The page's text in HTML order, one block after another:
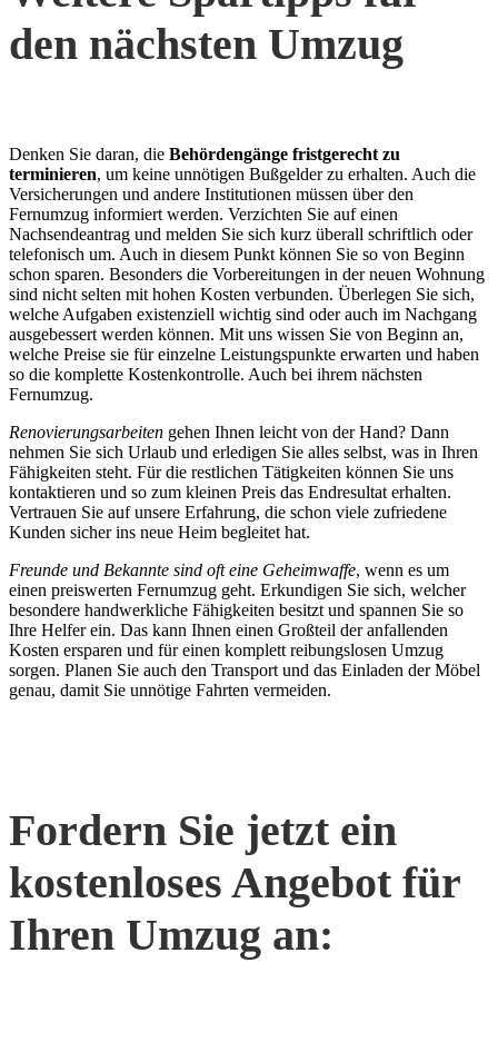
den nächsten Umzug
Denken Sie daran, die Behördengänge fristgerecht zu
terminieren, um keine unnötigen Bußgelder zu erhalten. Auch die
Versicherungen und andere Institutionen müssen über den
Fernumzug informiert werden. Verzichten Sie auf einen
Nachsendeantrag und melden Sie sich kurz überall schriftlich oder
telefonisch um. Auch in diesem Punkt können Sie so von Beginn
schon sparen. Besonders die Vorbereitungen in der neuen Wohnung
sind nicht selten mit hohen Kosten verbunden. Überlegen Sie sich,
welche Aufgaben existenziell wichtig sind oder auch im Nachgang
ausgebessert werden können. Mit uns wissen Sie von Beginn an,
welche Preise sie für einzelne Leistungspunkte erwarten und haben
so die komplette Kostenkontrolle. Auch bei ihrem nächsten
Fernumzug.
Renovierungsarbeiten gehen Ihnen leicht von der Hand? Dann
nehmen Sie sich Urlaub und erledigen Sie alles selbst, was in Ihren
Fähigkeiten steht. Für die restlichen Tätigkeiten können Sie uns
kontaktieren und so zum kleinen Preis das Endresultat erhalten.
Vertrauen Sie auf unsere Erfahrung, die schon viele zufriedene
Kunden sicher ins neue Heim begleitet hat.
Freunde und Bekannte sind oft eine Geheimwaffe, wenn es um
einen preiswerten Fernumzug geht. Erkundigen Sie sich, welcher
besondere handwerkliche Fähigkeiten besitzt und spannen Sie so
Ihre Helfer ein. Das kann Ihnen einen Großteil der anfallenden
Kosten ersparen und für einen komplett reibungslosen Umzug
sorgen. Planen Sie auch den Transport und das Einladen der Möbel
genau, damit Sie unnötige Fahrten vermeiden.
Fordern Sie jetzt ein
kostenloses Angebot für
Ihren Umzug an: